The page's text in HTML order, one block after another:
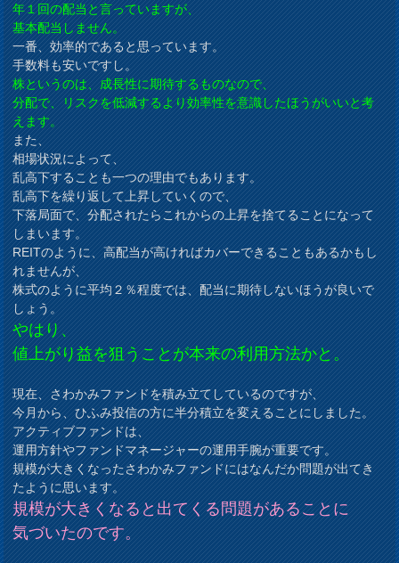
年１回の配当と言っていますが、
基本配当しません。
一番、効率的であると思っています。
手数料も安いですし。
株というのは、成長性に期待するものなので、
分配で、リスクを低減するより効率性を意識したほうがいいと考
えます。
また、
相場状況によって、
乱高下することも一つの理由でもあります。
乱高下を繰り返して上昇していくので、
下落局面で、分配されたらこれからの上昇を捨てることになって
しまいます。
REITのように、高配当が高ければカバーできることもあるかもし
れませんが、
株式のように平均２％程度では、配当に期待しないほうが良いで
しょう。
やはり、
値上がり益を狙うことが本来の利用方法かと。
現在、さわかみファンドを積み立てしているのですが、
今月から、ひふみ投信の方に半分積立を変えることにしました。
アクティブファンドは、
運用方針やファンドマネージャーの運用手腕が重要です。
規模が大きくなったさわかみファンドにはなんだか問題が出てき
たように思います。
規模が大きくなると出てくる問題があることに
気づいたのです。